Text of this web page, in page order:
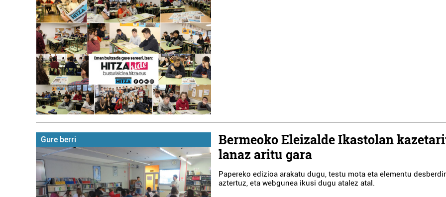
Gure berri
Bermeoko Eleizalde Ikastolan
lanaz aritu gara
Papereko edizioa arakatu dugu, testu mota eta elementu
aztertuz, eta webgunea ikusi dugu atalez atal.